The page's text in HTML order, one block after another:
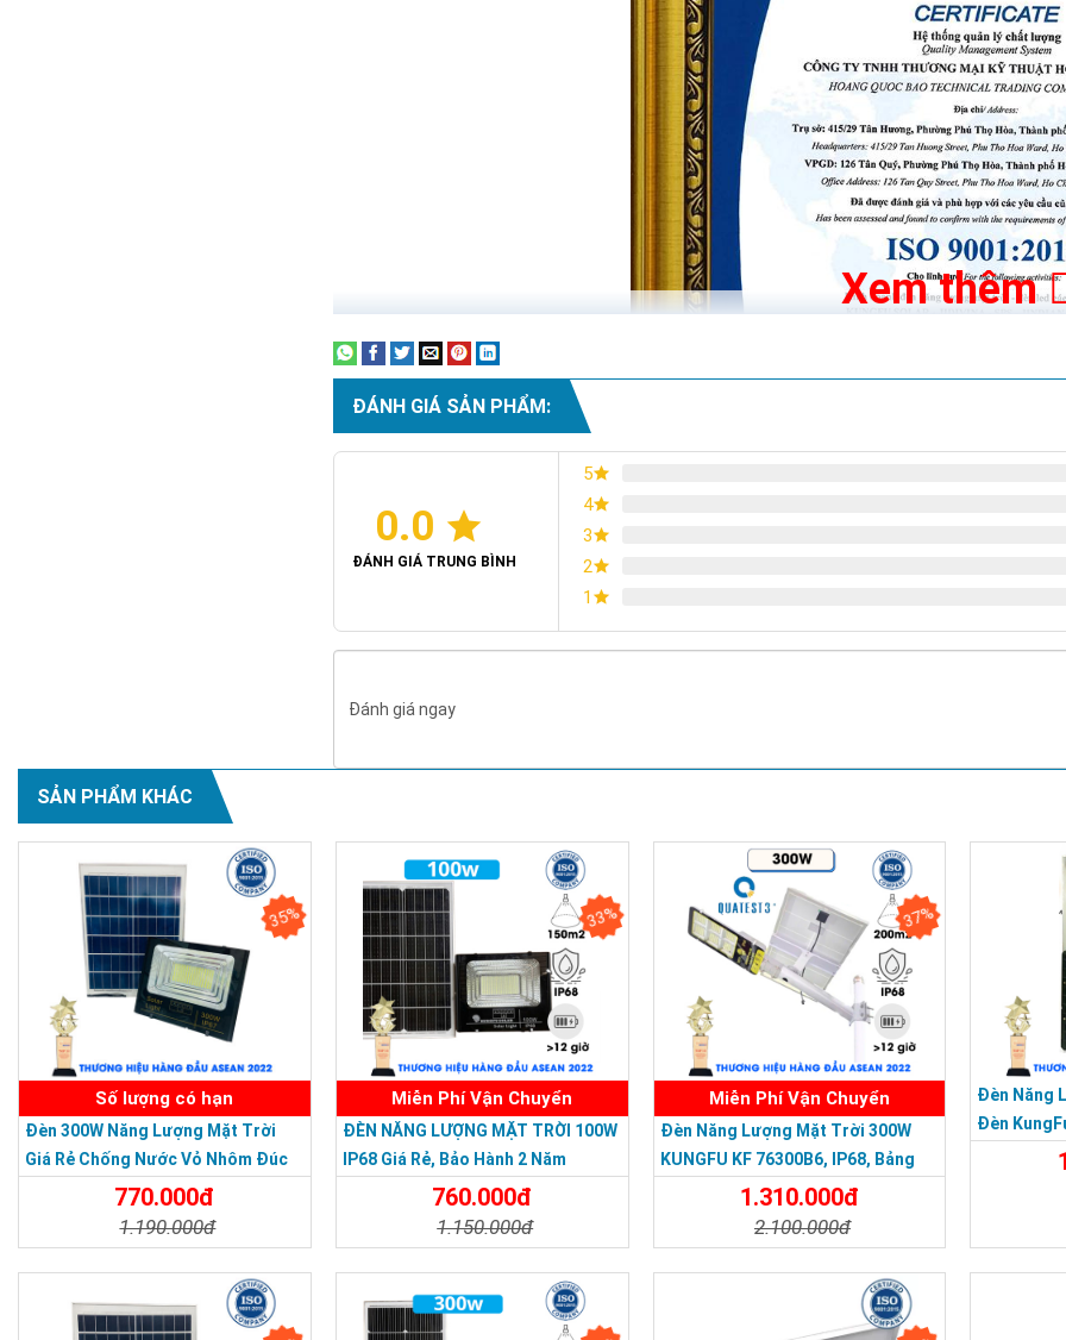
Xem thêm
ĐÁNH GIÁ SẢN PHẨM:
0.0
ĐÁNH GIÁ TRUNG BÌNH
5
4
3
2
1
Đánh giá ngay
SẢN PHẨM KHÁC
35%
Số lượng có hạn
Đèn 300W Năng Lượng Mặt Trời
Giá Rẻ Chống Nước Vỏ Nhôm Đúc
770.000đ
1.190.000đ
33%
Miễn Phí Vận Chuyển
ĐÈN NĂNG LƯỢNG MẶT TRỜI 100W
IP68 Giá Rẻ, Bảo Hành 2 Năm
760.000đ
1.150.000đ
37%
Miễn Phí Vận Chuyển
Đèn Năng Lượng Mặt Trời 300W
KUNGFU KF 76300B6, IP68, Bảng
1.310.000đ
2.100.000đ
Đèn Năng
Đèn
Trời